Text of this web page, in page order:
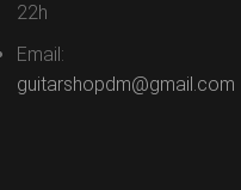
22h
Email:
guitarshopdm@gmail.com